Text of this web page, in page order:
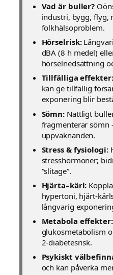
Vad är buller?
industri, bygg, flyg,
folkhälsoproblem.
Hörselrisk:
dBA (8 h medel)
hörselnedsättning
Tillfälliga effekter:
kan ge tillfällig
exponering blir
Sömn: Nattligt
fragmenterar sömn
uppvaknanden.
Stress & fysiologi:
stresshormoner;
”slitage”.
Hjärta–kärl:
hypertoni,
långvarig
Metabola effekter:
glukosmetabolism
2‑diabetesrisk.
Psykiskt
och kan påverka